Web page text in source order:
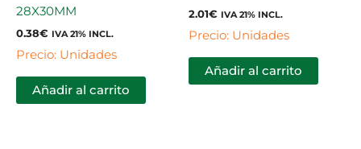
28X30MM
0.38€ IVA 21% INCL.
Precio: Unidades
Añadir al carrito
2.01€ IVA 21% INCL.
Precio: Unidades
Añadir al carrito